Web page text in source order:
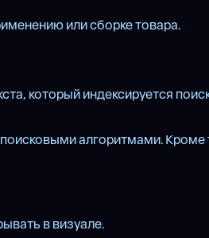
или сборке товара.
который индексируется
алгоритмами. Кроме
в визуале.